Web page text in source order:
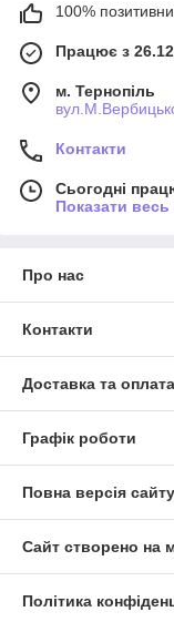
100%
Працює з
м. Тернопіль
Контакти
Сьогодні
Показати
Про нас
Контакти
Доставка та оплата
Графік роботи
Повна версія сайту
Сайт створено на
Політика